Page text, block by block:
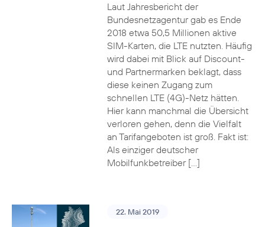
Laut Jahresbericht der
Bundesnetzagentur gab es Ende
2018 etwa 50,5 Millionen aktive
SIM-Karten, die LTE nutzten. Häufig
wird dabei mit Blick auf Discount-
und Partnermarken beklagt, dass
diese keinen Zugang zum
schnellen LTE (4G)-Netz hätten.
Hier kann manchmal die Übersicht
verloren gehen, denn die Vielfalt
an Tarifangeboten ist groß. Fakt ist:
Als einziger deutscher
Mobilfunkbetreiber […]
22. Mai 2019